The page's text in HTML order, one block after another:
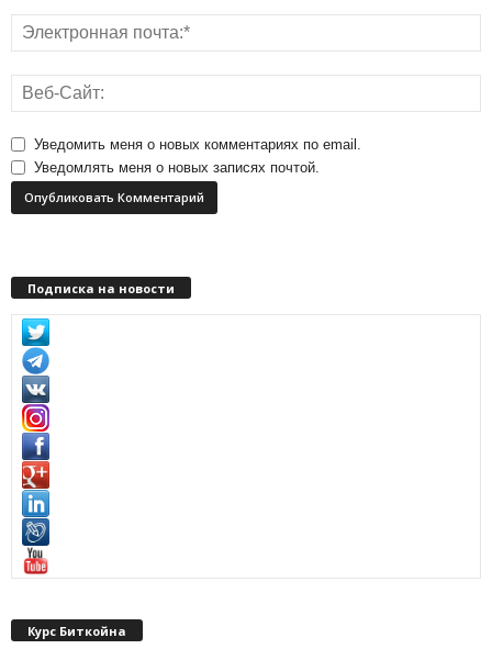
Уведомить меня о новых комментариях по email.
Уведомлять меня о новых записях почтой.
Подписка на новости
Курс Биткойна